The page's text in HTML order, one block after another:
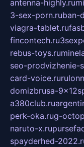
antenna-highly.ru
3-sex-porn.ruban-
viagra-tablet.ru
fincontech.ru
rebus-toys.ru
seo-prodvizhenie-
card-voice.ru
domizbrusa-
a380club.ru
perk-oka.rug-
naruto-x.ru
spayderhed-